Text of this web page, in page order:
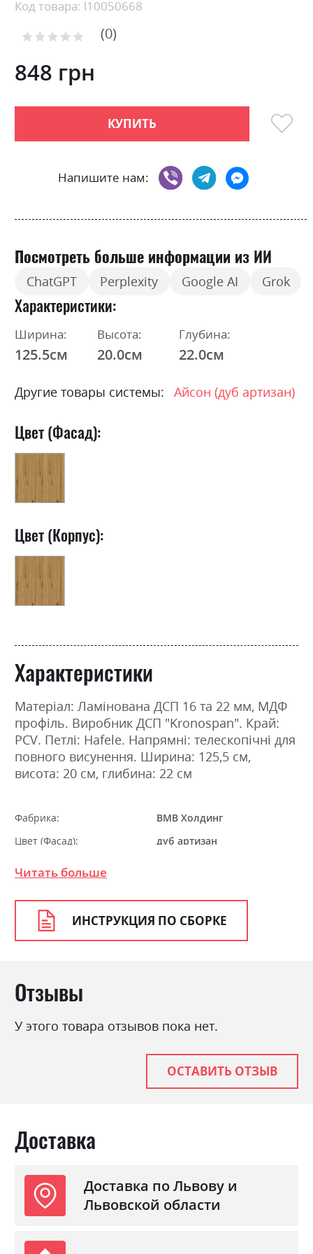
the
gallery
Код товара: l10050668
Рейтинг: 0
848 грн
КУПИТЬ
Напишите нам:
Посмотреть больше информации из ИИ
ChatGPT Perplexity Google AI Grok
Характеристики
Ширина:
125.5см
Высота:
20.0см
Глубина:
22.0см
Другие товары системы: Айсон (дуб артизан)
Цвет (Фасад):
Цвет (Корпус):
Характеристики
Матеріал: Ламінована ДСП 16 та 22 мм, МДФ
профіль. Виробник ДСП "Kronospan". Край:
PCV. Петлі: Hafele. Напрямні: телескопічні для
повного висунення. Ширина: 125,5 см,
висота: 20 см, глибина: 22 см
Фабрика:
ВМВ Холдинг
Цвет (Фасад):
дуб артизан
Стиль
Материал
Читать больше
ИНСТРУКЦИЯ ПО СБОРКЕ
Отзывы
У этого товара отзывов пока нет.
ОСТАВИТЬ ОТЗЫВ
Доставка
Доставка по Львову и
Львовской области